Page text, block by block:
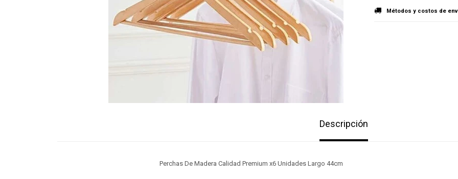
Métodos y costos de
Descripción
Perchas De Madera Calidad Premium x6 Unidades Largo 44cm